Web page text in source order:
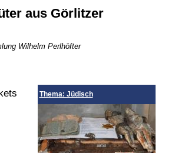
aus Görlitzer
Wilhelm Perlhöfter
Thema: Jüdisch